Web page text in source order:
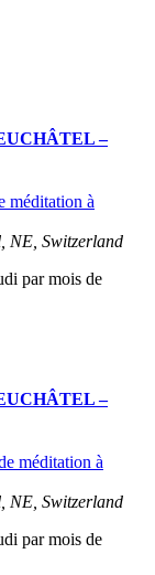
–
méditation à
NE, Switzerland
par mois de
–
méditation à
NE, Switzerland
par mois de